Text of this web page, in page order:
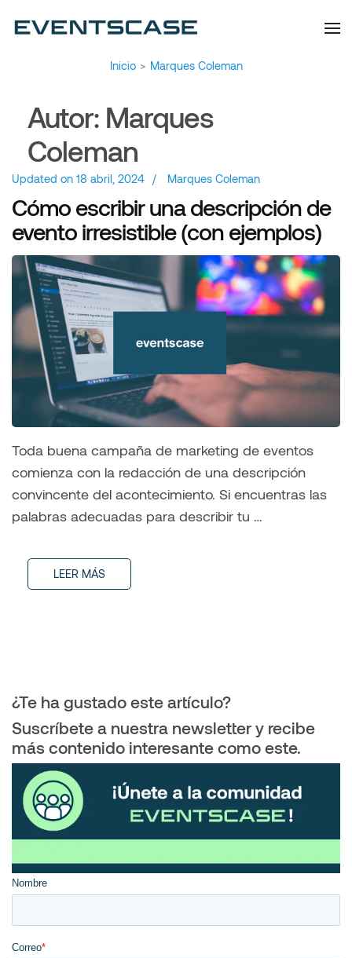
Inicio > Marques Coleman
Autor: Marques
Coleman
Updated on 18 abril, 2024 / Marques Coleman
Cómo escribir una descripción de
evento irresistible (con ejemplos)
Toda buena campaña de marketing de eventos
comienza con la redacción de una descripción
convincente del acontecimiento. Si encuentras las
palabras adecuadas para describir tu …
LEER MÁS
¿Te ha gustado este artículo?
Suscríbete a nuestra newsletter y recibe
más contenido interesante como este.